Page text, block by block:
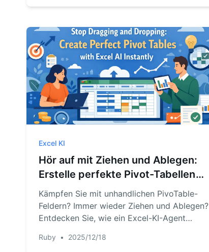
für Sie aus einem einzigen Satz erstellen
verhindert.
Excel KI
Hör auf mit Ziehen und Ablegen:
Erstelle perfekte Pivot-Tabellen
mit Excel KI sofort
Kämpfen Sie mit unhandlichen PivoTable-
Feldern? Immer wieder Ziehen und Ablegen?
Entdecken Sie, wie ein Excel-KI-Agent
Sekunden aufbauen, sortieren und filtern
Ruby • 2025/12/18